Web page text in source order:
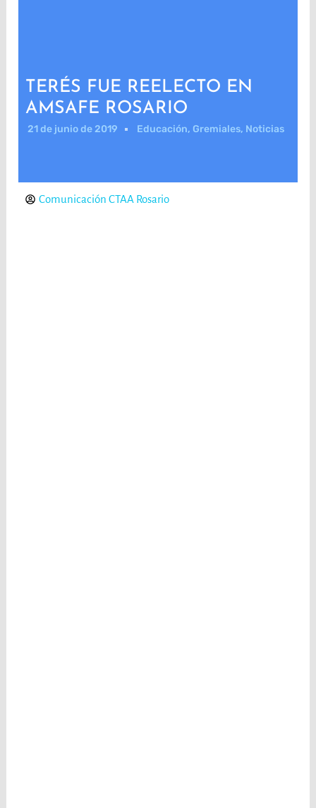
TERÉS FUE REELECTO EN
AMSAFE ROSARIO
21 de junio de 2019 Educación, Gremiales, Noticias
Comunicación CTAA Rosario